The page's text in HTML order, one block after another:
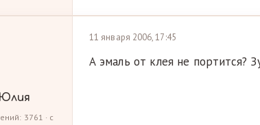
Юлия
3761 · с
11 января 2006, 17:45
А эмаль от клея не портится?